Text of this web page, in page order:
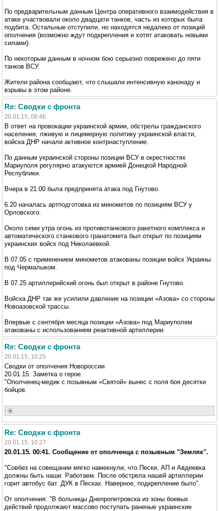
По предварительным данным Центра оперативного взаимодействия в
атаке участвовали около двадцати танков, часть из которых была
подбита. Остальные отступили, но находятся недалеко от позиций
ополчения (возможно ждут подкрепления и хотят атаковать новыми
силами).
По некоторым данным в ночном бою серьезно поврежено до пяти
танков ВСУ.
Жители района сообщают, что слышали интенсивную канонаду и
взрывы в этом районе.
Re: Сводки с фронта
20.01.15, 06:46
В ответ на провокации украинской армии, обстрелы гражданского
населения, лживую и лицемерную политику украинской власти,
войска ДНР начали активное контрнаступление.
По данным украинской стороны позиции ВСУ в окрестностях
Мариуполя регулярно атакуются армией Донецкой Народной
Республики.
Вчера в 21.00 была предпринята атака под Гнутово.
6.20 началась артподготовка из минометов по позициям ВСУ у
Орловского.
Около семи утра огонь из противотанкового ракетного комплекса и
автоматического станкового гранатомета был открыт по позициям
украинских войск под Николаевкой.
В 07.05 с применением минометов атакованы позиции войск Украины
под Чермалыком.
В 07.25 артиллерийский огонь был открыт в районе Гнутово.
Войска ДНР так же усилили давление на позиции «Азова» со стороны
Новоазовской трассы.
Впервые с сентября месяца позиции «Азова» под Мариуполем
атакованы с использованием реактивной артиллерии.
Re: Сводки с фронта
20.01.15, 10:25
Сводки от ополчения Новороссии
20.01.15. Заметка о герое.
"Ополченец-медик с позывным «Святой» вынес с поля боя десятки
бойцов.
Re: Сводки с фронта
20.01.15, 10:27
20.01.15. 00:41. Сообщение от ополченца с позывным "Земляк".
"Совбез на совещании мягко намекнули, что Пески, АП и Авдеевка
должны быть наши. Работаем. После обстрела нашей артиллерии
горит автобус бат. ДУК в Песках. Наверное, подкрепление было".
От ополчения: "В больницы Днепропетровска из зоны боевых
действий продолжают массово поступать раненые украинские